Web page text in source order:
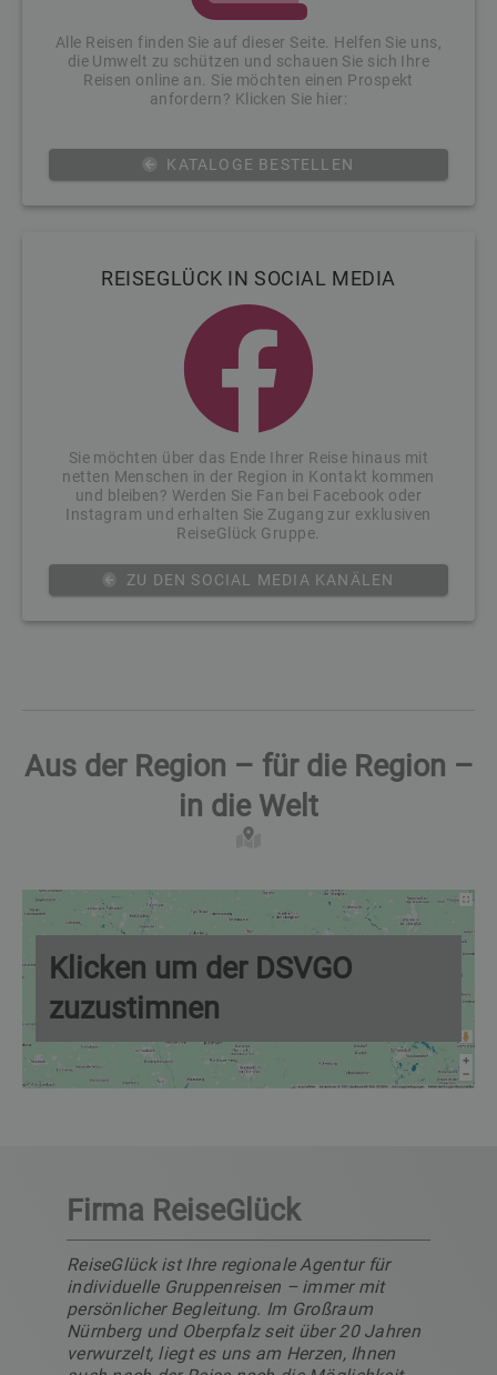
Alle Reisen finden Sie auf dieser Seite. Helfen Sie uns,
die Umwelt zu schützen und schauen Sie sich Ihre
Reisen online an. Sie möchten einen Prospekt
anfordern? Klicken Sie hier:
KATALOGE BESTELLEN
REISEGLÜCK IN SOCIAL MEDIA
Sie möchten über das Ende Ihrer Reise hinaus mit
netten Menschen in der Region in Kontakt kommen
und bleiben? Werden Sie Fan bei Facebook oder
Instagram und erhalten Sie Zugang zur exklusiven
ReiseGlück Gruppe.
ZU DEN SOCIAL MEDIA KANÄLEN
Aus der Region – für die Region –
in die Welt
Klicken um der DSVGO
zuzustimnen
Firma ReiseGlück
ReiseGlück ist Ihre regionale Agentur für
individuelle Gruppenreisen – immer mit
persönlicher Begleitung. Im Großraum
Nürnberg und Oberpfalz seit über 20 Jahren
verwurzelt, liegt es uns am Herzen, Ihnen